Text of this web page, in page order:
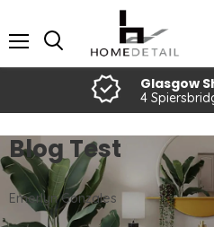
Glasgow
4
Blog Test
Emerlyn Gonzales